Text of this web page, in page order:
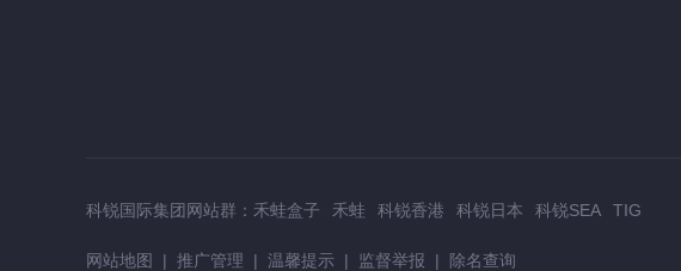
科锐国际集团网站群： 禾蛙盒子 禾蛙 科锐香港 科锐日本 科锐SEA TIG
网站地图 | 推广管理 | 温馨提示 | 监督举报 | 除名查询